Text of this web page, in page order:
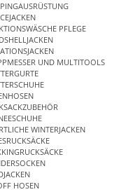
PFLEGE
UND MULTITOOLS
WINTERJACKEN
HOSEN